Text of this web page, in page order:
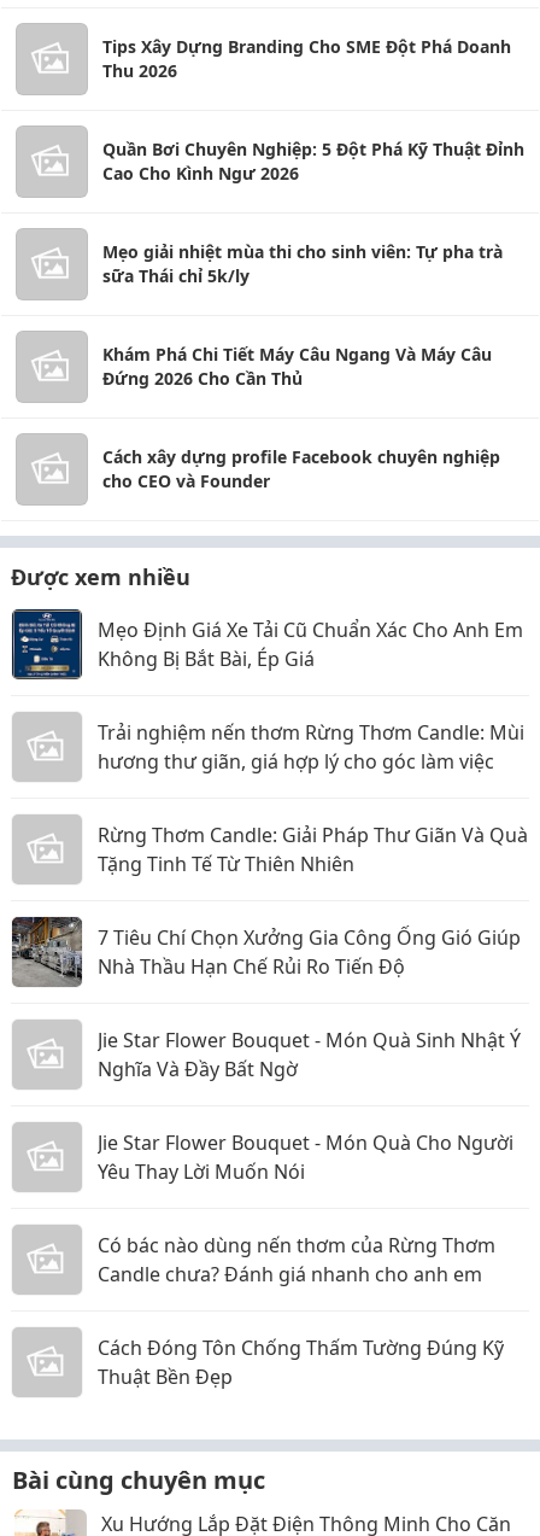
Tips Xây Dựng Branding Cho SME Đột Phá Doanh
Thu 2026
Quần Bơi Chuyên Nghiệp: 5 Đột Phá Kỹ Thuật Đỉnh
Cao Cho Kình Ngư 2026
Mẹo giải nhiệt mùa thi cho sinh viên: Tự pha trà
sữa Thái chỉ 5k/ly
Khám Phá Chi Tiết Máy Câu Ngang Và Máy Câu
Đứng 2026 Cho Cần Thủ
Cách xây dựng profile Facebook chuyên nghiệp
cho CEO và Founder
Được xem nhiều
Mẹo Định Giá Xe Tải Cũ Chuẩn Xác Cho Anh Em
Không Bị Bắt Bài, Ép Giá
Trải nghiệm nến thơm Rừng Thơm Candle: Mùi
hương thư giãn, giá hợp lý cho góc làm việc
Rừng Thơm Candle: Giải Pháp Thư Giãn Và Quà
Tặng Tinh Tế Từ Thiên Nhiên
7 Tiêu Chí Chọn Xưởng Gia Công Ống Gió Giúp
Nhà Thầu Hạn Chế Rủi Ro Tiến Độ
Jie Star Flower Bouquet - Món Quà Sinh Nhật Ý
Nghĩa Và Đầy Bất Ngờ
Jie Star Flower Bouquet - Món Quà Cho Người
Yêu Thay Lời Muốn Nói
Có bác nào dùng nến thơm của Rừng Thơm
Candle chưa? Đánh giá nhanh cho anh em
Cách Đóng Tôn Chống Thấm Tường Đúng Kỹ
Thuật Bền Đẹp
Bài cùng chuyên mục
Xu Hướng Lắp Đặt Điện Thông Minh Cho Căn